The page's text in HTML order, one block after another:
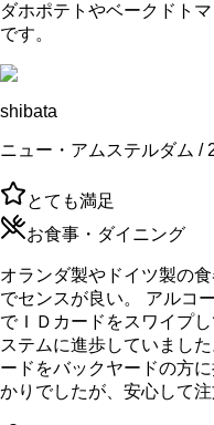
ダホポテトやベークドト
です。
shibata
ニュー・アムステルダム /
とても満足
お食事・ダイニング
オランダ製やドイツ製の
でセンスが良い。 アルコ
でＩＤカードをスワイプ
ステムに進歩していまし
ードをバックヤードの方
かりでしたが、安心して